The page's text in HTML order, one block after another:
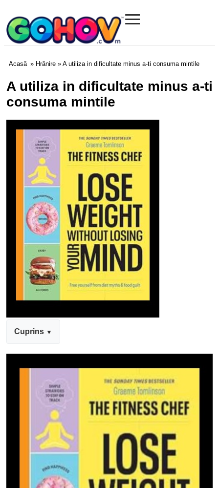
Gohov.com
≡
Acasă » Hrănire » A utiliza in dificultate minus a-ti consuma mintile
A utiliza in dificultate minus a-ti
consuma mintile
Cuprins